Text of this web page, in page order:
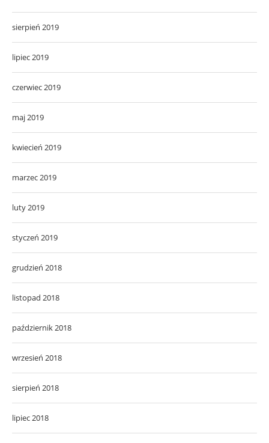
sierpień 2019
lipiec 2019
czerwiec 2019
maj 2019
kwiecień 2019
marzec 2019
luty 2019
styczeń 2019
grudzień 2018
listopad 2018
październik 2018
wrzesień 2018
sierpień 2018
lipiec 2018